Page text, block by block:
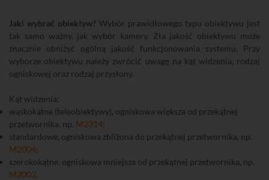
Jaki wybrać obiektyw? Wybór prawidłowego typu obiektywu jest
tak samo ważny, jak wybór kamery. Zła jakość obiektywu może
znacznie obniżyć ogólną jakość funkcjonowania systemu. Przy
wyborze obiektywu należy zwrócić uwagę na kąt widzenia, rodzaj
ogniskowej oraz rodzaj przysłony.
Kąt widzenia:
wąskokątne (teleobiektywy), ogniskowa większa od przekątnej
przetwornika, np. M2314;
standardowe, ogniskowa zbliżona do przekątnej przetwornika, np.
M2004;
szerokokątne, ogniskowa mniejsza od przekątnej przetwornika, np.
M2002.